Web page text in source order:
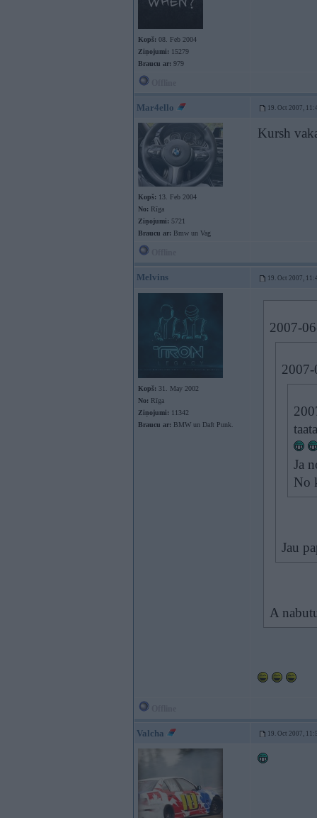
Kopš: 08. Feb 2004
Ziņojumi: 15279
Braucu ar: 979
Mar4ello 19. Oct 2007,
Kopš: 13. Feb 2004
No: Rīga
Ziņojumi: 5721
Braucu ar: Bmw un Vag
Kursh
Melvins 19. Oct 2007,
Kopš: 31. May 2002
No: Rīga
Ziņojumi: 11342
Braucu ar: BMW un Daft Punk.
2007-
Ja
No
Jau
A
Valcha 19. Oct 2007,